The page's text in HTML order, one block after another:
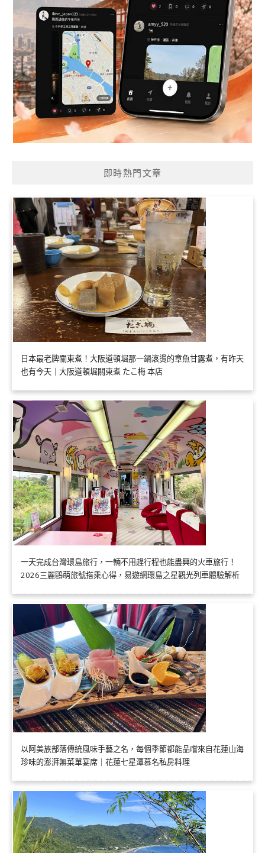
即時熱門文章
日本最老牌關東煮！大阪道頓堀那一鍋滾燙的章魚甘露煮，有昨天
也有今天｜大阪道頓堀關東煮 たこ梅 本店
一天完成台灣環島旅行，一輛不用趕行程也能盡興的火車旅行！
2026三麗鷗萌旅號搭乘心得，易遊網環島之星觀光列車體驗解析
以阿美族部落傳統風味手藝之名，每個季節都能品嚐來自花蓮山海
珍味的澎湃無菜單宴席｜花蓮七星潭慕名私房料理